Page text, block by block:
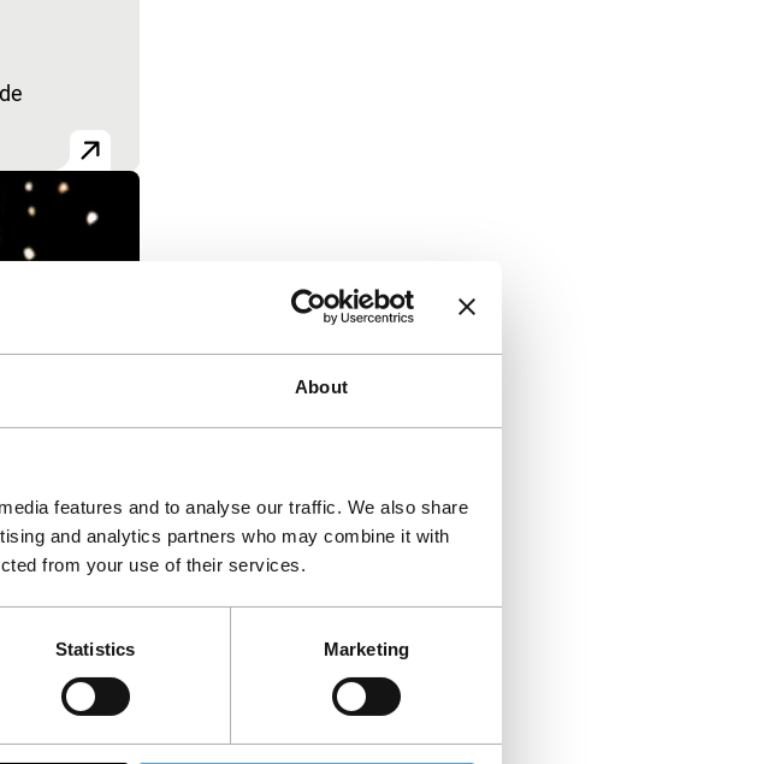
About
features and to analyse our traffic. We also share
and analytics partners who may combine it with
from your use of their services.
Statistics Marketing